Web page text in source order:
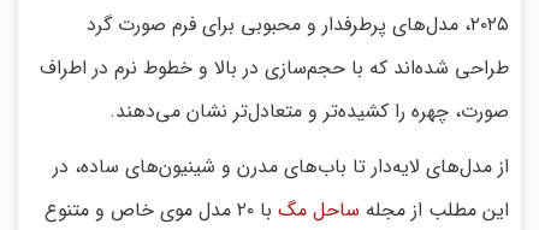
۲۰۲۵، مدل‌های پرطرفدار و محبوبی برای فرم صورت گرد
طراحی شده‌اند که با حجم‌سازی در بالا و خطوط نرم در اطراف
صورت، چهره را کشیده‌تر و متعادل‌تر نشان می‌دهند.
از مدل‌های لایه‌دار تا باب‌های مدرن و شینیون‌های ساده، در
این مطلب از مجله ساحل مگ
با ۲۰ مدل موی خاص و متنوع